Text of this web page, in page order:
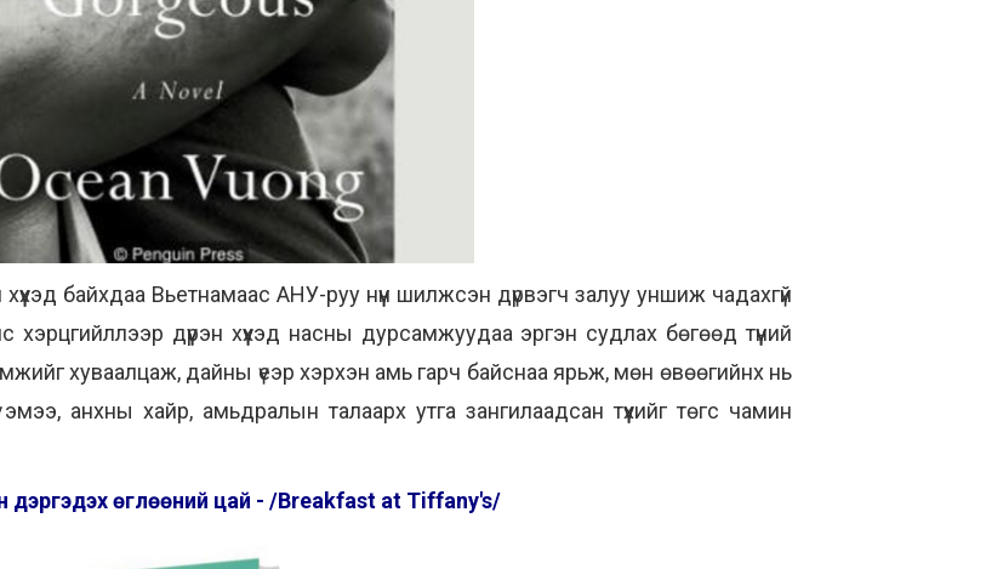
байхдаа Вьетнамаас АНУ-руу нүүн шилжсэн дүрвэгч залуу уншиж чадахгүй
дүүрэн хүүхэд насны дурсамжуудаа эргэн судлах бөгөөд түүний
хуваалцаж, дайны үеэр хэрхэн амь гарч байснаа ярьж, мөн өвөөгийнх нь
анхны хайр, амьдралын талаарх утга зангилаадсан түүхийг төгс чамин
өглөөний цай - /Breakfast at Tiffany's/